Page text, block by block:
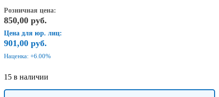
Розничная цена:
850,00 руб.
Цена для юр. лиц:
901,00 руб.
Наценка: +6.00%
15 в наличии